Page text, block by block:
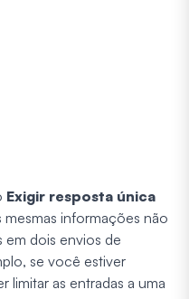
Exigir resposta única
informações não
em dois envios de
se você estiver
limitar as entradas a uma